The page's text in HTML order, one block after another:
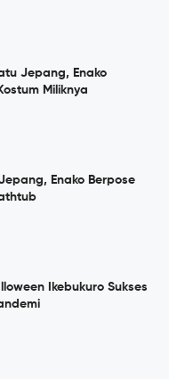
Jepang, Enako
Miliknya
Enako Berpose
Ikebukuro Sukses